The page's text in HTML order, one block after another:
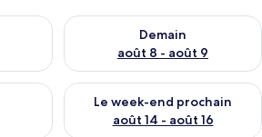
ce soir août 7 - août 8
Demain
août 8 - août 9
Vérifier la disponibilité pour
ce week-end août 7 - août 9
Le week-end prochain
août 14 - août 16
Vérifier la disponibilité pour